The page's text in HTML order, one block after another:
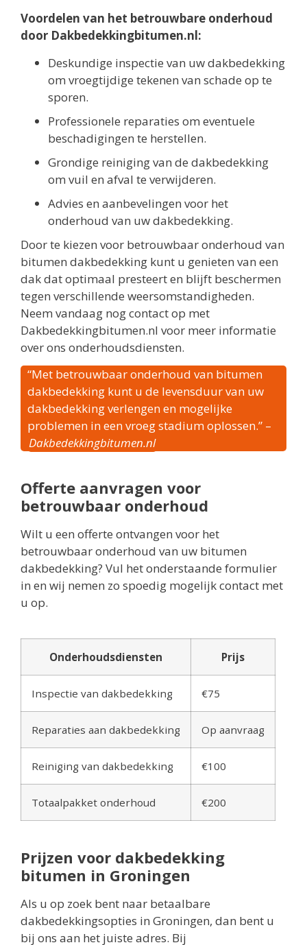
Voordelen van het betrouwbare onderhoud
door Dakbedekkingbitumen.nl:
Deskundige inspectie van uw dakbedekking
om vroegtijdige tekenen van schade op te
sporen.
Professionele reparaties om eventuele
beschadigingen te herstellen.
Grondige reiniging van de dakbedekking
om vuil en afval te verwijderen.
Advies en aanbevelingen voor het
onderhoud van uw dakbedekking.
Door te kiezen voor betrouwbaar onderhoud van
bitumen dakbedekking kunt u genieten van een
dak dat optimaal presteert en blijft beschermen
tegen verschillende weersomstandigheden.
Neem vandaag nog contact op met
Dakbedekkingbitumen.nl voor meer informatie
over ons onderhoudsdiensten.
“Met betrouwbaar onderhoud van bitumen
dakbedekking kunt u de levensduur van uw
dakbedekking verlengen en mogelijke
problemen in een vroeg stadium oplossen.” –
Dakbedekkingbitumen.nl
Offerte aanvragen voor
betrouwbaar onderhoud
Wilt u een offerte ontvangen voor het
betrouwbaar onderhoud van uw bitumen
dakbedekking? Vul het onderstaande formulier
in en wij nemen zo spoedig mogelijk contact met
u op.
Onderhoudsdiensten Prijs
Inspectie van dakbedekking €75
Reparaties aan dakbedekking Op aanvraag
Reiniging van dakbedekking €100
Totaalpakket onderhoud €200
Prijzen voor dakbedekking
bitumen in Groningen
Als u op zoek bent naar betaalbare
dakbedekkingsopties in Groningen, dan bent u
bij ons aan het juiste adres. Bij